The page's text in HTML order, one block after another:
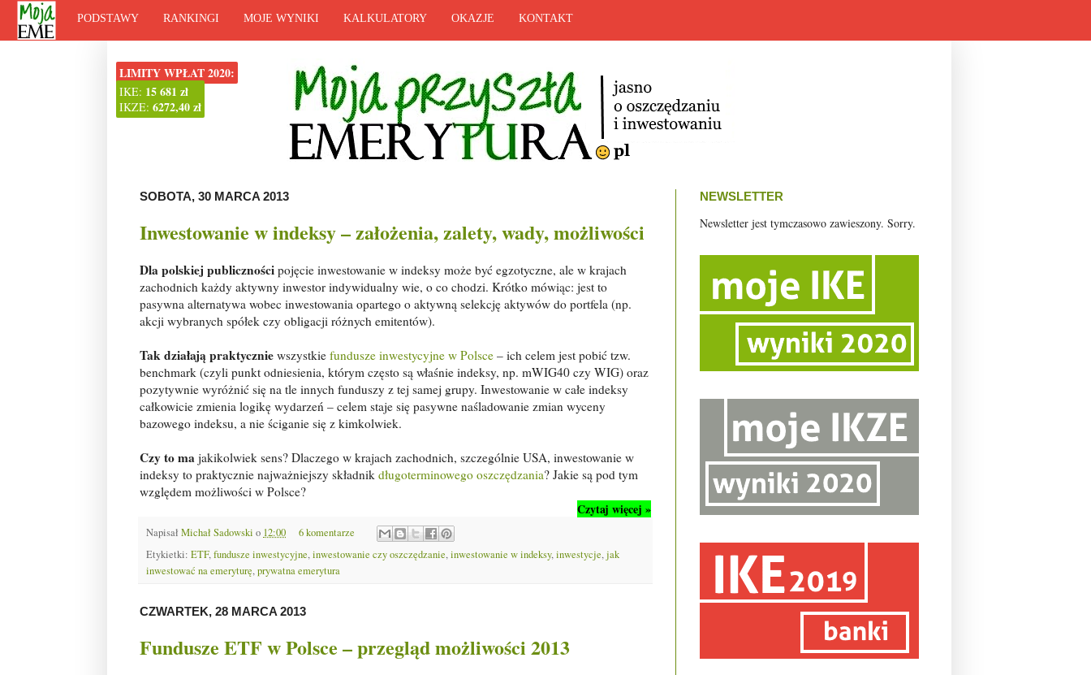
PODSTAWY RANKINGI MOJE WYNIKI KALKULATORY OKAZJE KONTAKT
LIMITY WPŁAT 2020:
IKE: 15 681 zł
IKZE: 6272,40 zł
SOBOTA, 30 MARCA 2013
Inwestowanie w indeksy – założenia, zalety, wady, możliwości
Dla polskiej publiczności pojęcie inwestowanie w indeksy może być egzotyczne, ale w krajach
zachodnich każdy aktywny inwestor indywidualny wie, o co chodzi. Krótko mówiąc: jest to
pasywna alternatywa wobec inwestowania opartego o aktywną selekcję aktywów do portfela (np.
akcji wybranych spółek czy obligacji różnych emitentów).
Tak działają praktycznie wszystkie fundusze inwestycyjne w Polsce – ich celem jest pobić tzw.
benchmark (czyli punkt odniesienia, którym często są właśnie indeksy, np. mWIG40 czy WIG) oraz
pozytywnie wyróżnić się na tle innych funduszy z tej samej grupy. Inwestowanie w całe indeksy
całkowicie zmienia logikę wydarzeń – celem staje się pasywne naśladowanie zmian wyceny
bazowego indeksu, a nie ściganie się z kimkolwiek.
Czy to ma jakikolwiek sens? Dlaczego w krajach zachodnich, szczególnie USA, inwestowanie w
indeksy to praktycznie najważniejszy składnik długoterminowego oszczędzania? Jakie są pod tym
względem możliwości w Polsce?
Czytaj więcej »
Napisał Michał Sadowski o 12:00
6 komentarze
Etykietki: ETF,fundusze inwestycyjne,inwestowanie czy oszczędzanie,inwestowanie w indeksy,inwestycje,jak
inwestować na emeryturę,prywatna emerytura
CZWARTEK, 28 MARCA 2013
Fundusze ETF w Polsce – przegląd możliwości 2013
NEWSLETTER
Newsletter jest tymczasowo zawieszony. Sorry.